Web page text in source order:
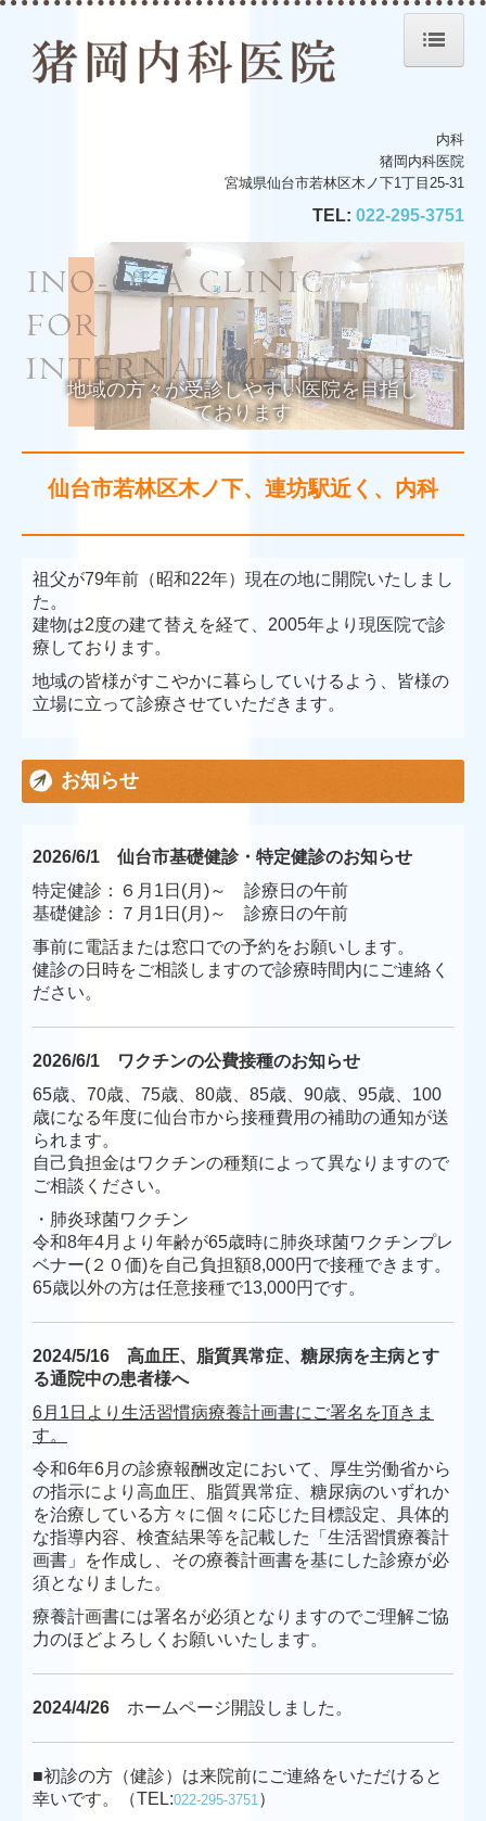
院内・設備について
交通案内
内科
猪岡内科医院
宮城県仙台市若林区木ノ下1丁目25-31
TEL: 022-295-3751
地域の方々が受診しやすい医院を目指し
ております
仙台市若林区木ノ下、 連坊駅近く、 内科
祖父が79年前（昭和22年）現在の地に開院いたしまし
た。
建物は2度の建て替えを経て、2005年より現医院で診
療しております。
地域の皆様がすこやかに暮らしていけるよう、皆様の
立場に立って診療させていただきます。
お知らせ
2026/6/1 仙台市基礎健診・特定健診のお知らせ
特定健診：６月1日(月)～ 診療日の午前
基礎健診：７月1日(月)～ 診療日の午前
事前に電話または窓口での予約をお願いします。
健診の日時をご相談しますので診療時間内にご連絡く
ださい。
2026/6/1
ワクチンの公費接種のお知らせ
65歳、70歳、75歳、80歳、85歳、90歳、95歳、100
歳になる年度に仙台市から接種費用の補助の通知が送
られます。
自己負担金はワクチンの種類によって異なりますので
ご相談ください。
・肺炎球菌ワクチン
令和8年4月より年齢が65歳時に肺炎球菌ワクチンプレ
ベナー(２０価)を自己負担額8,000円で接種できます。
65歳以外の方は任意接種で13,000円です。
2024/5/16 高血圧、脂質異常症、糖尿病を主病とす
る通院中の患者様へ
6月1日より生活習慣病療養計画書にご署名を頂きま
す。
令和6年6月の診療報酬改定において、
厚生労働省から
の指示により高血圧、脂質異常症、糖尿病のいずれか
を治療している方々に個々に応じた目標設定、具体的
な指導内容、検査結果等を記載した
「生活習慣療養計
画書」を作成し、その療養計画書を基にした診療が必
須となりました。
療養計画書には署名が必須となりますのでご理解ご協
力のほどよろしくお願いいたします。
2024/4/26 ホームページ開設しました。
■初診の方（健診）は来院前にご連絡をいただけると
幸いです。（TEL:022-295-3751 ）